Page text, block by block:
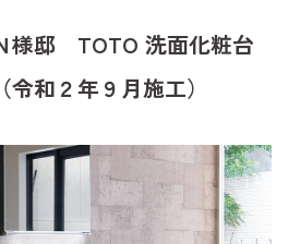
様邸 TOTO 洗面化粧台
和２年９月施工）